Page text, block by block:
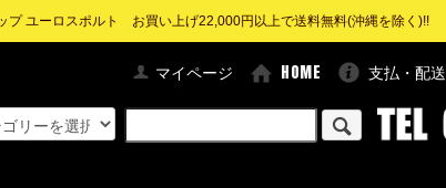
ユーロスポルト お買い上げ22,000円以上で送料無料(沖縄を除く)!!
マイページ HOME 支払・配送